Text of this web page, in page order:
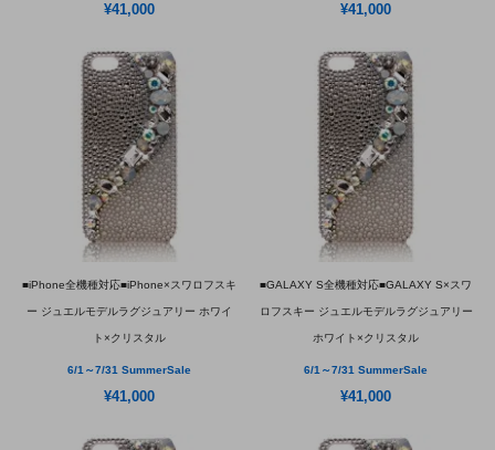
¥41,000 ¥41,000
■iPhone全機種対応■iPhone×スワロフスキ
ー ジュエルモデルラグジュアリー ホワイ
ト×クリスタル
6/1～7/31 SummerSale
¥41,000
■GALAXY S全機種対応■GALAXY S×スワ
ロフスキー ジュエルモデルラグジュアリー
ホワイト×クリスタル
6/1～7/31 SummerSale
¥41,000